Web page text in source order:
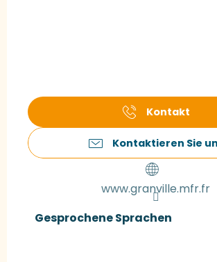
Kontakt
Kontaktieren Sie
www.granville.mfr.fr
Gesprochene Sprachen
Gesprochene Sprachen